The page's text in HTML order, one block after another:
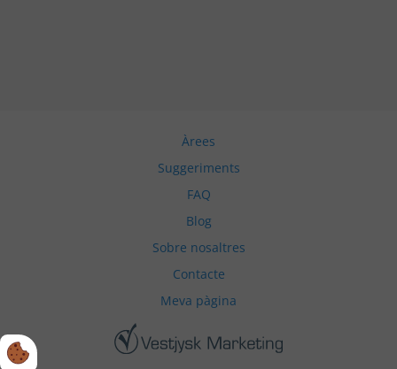
Àrees
Suggeriments
FAQ
Blog
Sobre nosaltres
Contacte
Meva pàgina